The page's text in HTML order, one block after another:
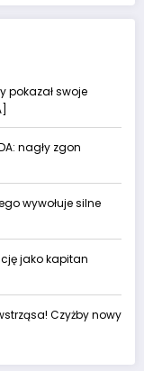
pokazał swoje
nagły zgon
wywołuje silne
jako kapitan
Czyżby nowy